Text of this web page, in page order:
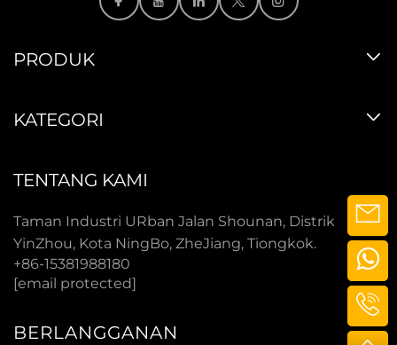
PRODUK
KATEGORI
TENTANG KAMI
Taman Industri URban Jalan Shounan, Distrik
YinZhou, Kota NingBo, ZheJiang, Tiongkok.
+86-15381988180
[email protected]
BERLANGGANAN